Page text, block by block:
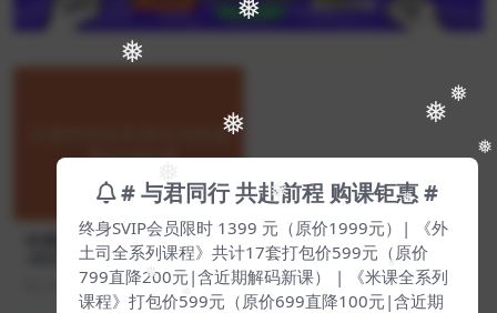
❅
❅ ❅
❅
❅
❅
❅
❅
❅
❅
❅
❅
米课料神出单课系列教程【Ag
-0022】
280 139
# 与君同行 共赴前程 购课钜惠 #
终身SVIP会员限时 1399 元（原价1999元）| 《外
土司全系列课程》共计17套打包价599元（原价
799直降200元|含近期解码新课） | 《米课全系列
课程》打包价599元（原价699直降100元|含近期